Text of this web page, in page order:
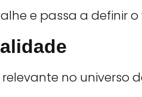
e passa a definir o
no universo